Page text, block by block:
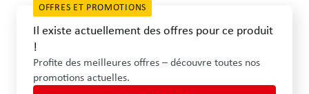
OFFRES ET PROMOTIONS
Il existe actuellement des offres pour ce produit
!
Profite des meilleures offres – découvre toutes nos
promotions actuelles.